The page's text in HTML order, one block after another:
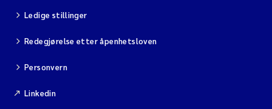
Ledige stillinger
Redegjørelse etter åpenhetsloven
Personvern
Linkedin